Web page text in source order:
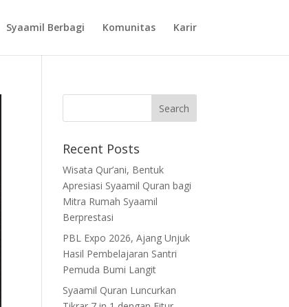
Syaamil Berbagi Komunitas Karir
Recent Posts
Wisata Qur’ani, Bentuk
Apresiasi Syaamil Quran bagi
Mitra Rumah Syaamil
Berprestasi
PBL Expo 2026, Ajang Unjuk
Hasil Pembelajaran Santri
Pemuda Bumi Langit
Syaamil Quran Luncurkan